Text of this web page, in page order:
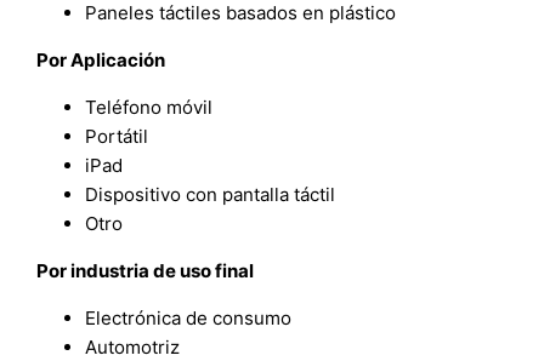
Paneles táctiles basados en plástico
Por Aplicación
Teléfono móvil
Portátil
iPad
Dispositivo con pantalla táctil
Otro
Por industria de uso final
Electrónica de consumo
Automotriz